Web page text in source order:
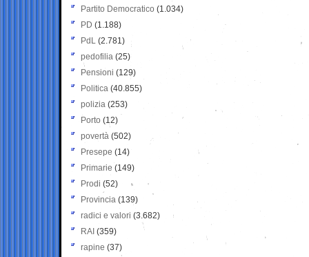
Partito Democratico (1.034)
PD (1.188)
PdL (2.781)
pedofilia (25)
Pensioni (129)
Politica (40.855)
polizia (253)
Porto (12)
povertà (502)
Presepe (14)
Primarie (149)
Prodi (52)
Provincia (139)
radici e valori (3.682)
RAI (359)
rapine (37)